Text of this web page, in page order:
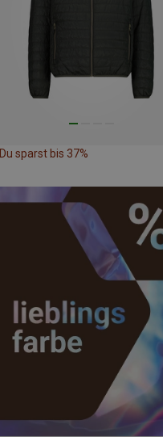
Du sparst bis 37%